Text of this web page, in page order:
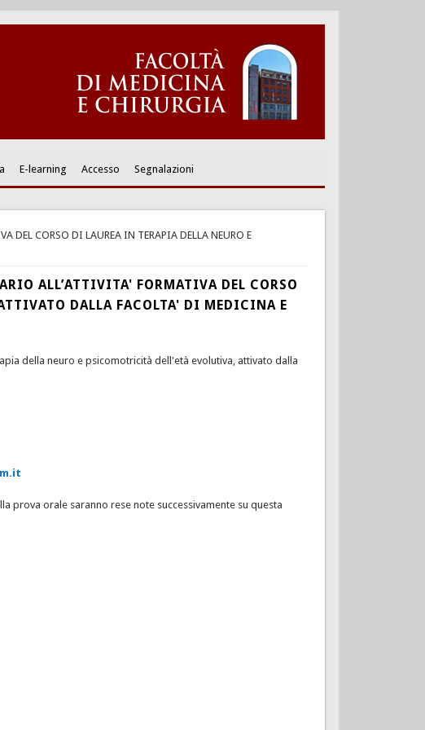
E-learning Accesso Segnalazioni
DEL CORSO DI LAUREA IN TERAPIA DELLA NEURO E
ALL’ATTIVITA' FORMATIVA DEL CORSO
DALLA FACOLTA' DI MEDICINA E
della neuro e psicomotricità dell'età evolutiva, attivato dalla
prova orale saranno rese note successivamente su questa